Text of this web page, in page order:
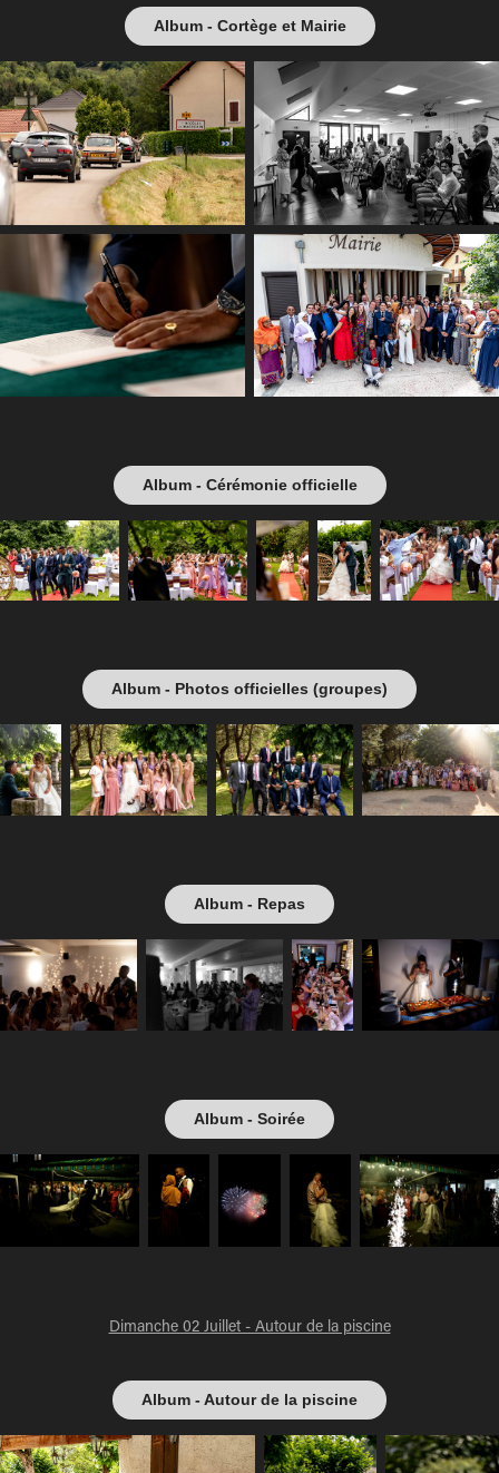
Album - Cortège et Mairie
Album - Cérémonie officielle
Album - Photos officielles (groupes)
Album - Repas
Album - Soirée
Dimanche 02 Juillet - Autour de la piscine
Album - Autour de la piscine